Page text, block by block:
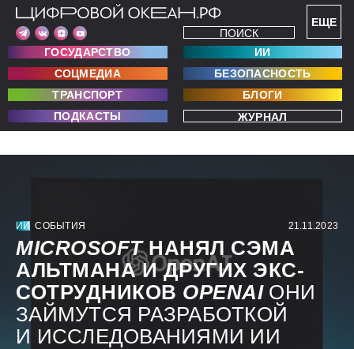
ЕЩЕ
ПОИСК
ГОСУДАРСТВО
ИИ
СОЦМЕДИА
БЕЗОПАСНОСТЬ
ТРАНСПОРТ
БЛОГИ
ПОДКАСТЫ
ЖУРНАЛ
ИИ СОБЫТИЯ 21.11.2023
MICROSOFTНАНЯЛ СЭМА
АЛЬТМАНА И ДРУГИХ ЭКС-
СОТРУДНИКОВ OPENAIОНИ
ЗАЙМУТСЯ РАЗРАБОТКОЙ
И ИССЛЕДОВАНИЯМИ ИИ